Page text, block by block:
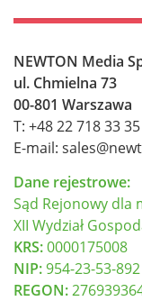
NEWTON Media
ul. Chmielna 73
00-801 Warszawa
T: +48 22 718 33 35
E-mail:
Dane rejestrowe:
Sąd Rejonowy dla
XII Wydział
KRS:0000175008
NIP:954-23-53-892
REGON: